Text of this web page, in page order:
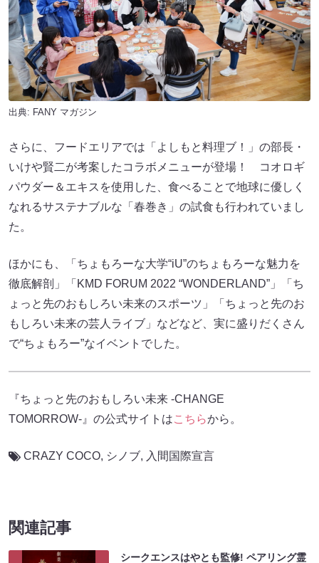
出典: FANY マガジン
さらに、フードエリアでは「よしもと料理ブ！」の部長・
いけや賢二が考案したコラボメニューが登場！ コオロギ
パウダー＆エキスを使用した、食べることで地球に優しく
なれるサステナブルな「春巻き」の試食も行われていまし
た。
ほかにも、「ちょもろーな大学“iU”のちょもろーな魅力を
徹底解剖」「KMD FORUM 2022 “WONDERLAND”」「ち
ょっと先のおもしろい未来のスポーツ」「ちょっと先のお
もしろい未来の芸人ライブ」などなど、実に盛りだくさん
で“ちょもろー”なイベントでした。
『ちょっと先のおもしろい未来 -CHANGE
TOMORROW-』の公式サイトはこちらから。
CRAZY COCO, シノブ, 入間国際宣言
関連記事
シークエンスはやとも監修! ペアリング霊